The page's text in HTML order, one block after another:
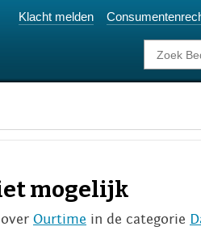
Klacht melden
mogelijk
Ourtime in de categorie